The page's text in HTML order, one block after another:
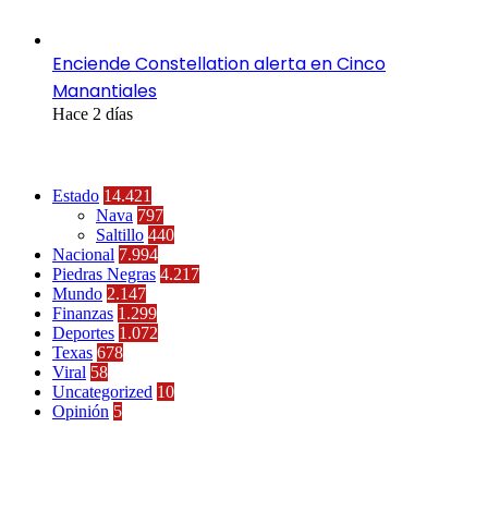
Enciende Constellation alerta en Cinco
Manantiales
Hace 2 días
Estado 14.421
Nava 797
Saltillo 440
Nacional 7.994
Piedras Negras 4.217
Mundo 2.147
Finanzas 1.299
Deportes 1.072
Texas 678
Viral 58
Uncategorized 10
Opinión 5